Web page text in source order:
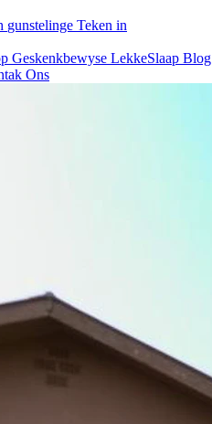
gunstelinge Teken in
Geskenkbewyse LekkeSlaap Blog
Ons